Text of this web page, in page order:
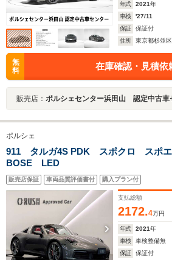
年式 2021年
車検
'27/11
保証
保証付
住所
東京都杉並区
無
料
在庫確認・見積依
販売店： ポルシェセンター浜田山 認定中古車
ポルシェ
911 タルガ4S PDK スポクロ スポ
BOSE LED
販売店保証 車両品質評価書付 購入プラン付
支払総額
2172.4万円
年式 2021年
車検
車検整備無
保証
保証付